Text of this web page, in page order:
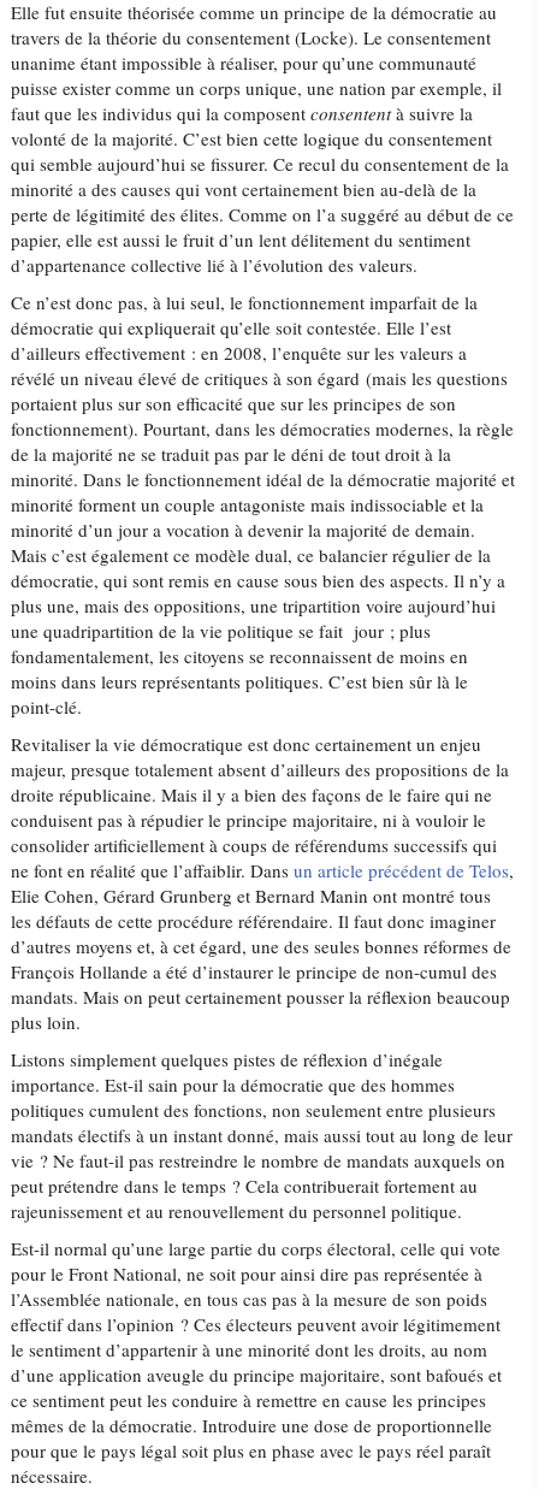
Elle fut ensuite théorisée comme un principe de la démocratie au
travers de la théorie du consentement (Locke). Le consentement
unanime étant impossible à réaliser, pour qu’une communauté
puisse exister comme un corps unique, une nation par exemple, il
faut que les individus qui la composentconsententà suivre la
volonté de la majorité. C’est bien cette logique du consentement
qui semble aujourd’hui se fissurer. Ce recul du consentement de la
minorité a des causes qui vont certainement bien au-delà de la
perte de légitimité des élites. Comme on l’a suggéré au début de ce
papier, elle est aussi le fruit d’un lent délitement du sentiment
d’appartenance collective lié à l’évolution des valeurs.
Ce n’est donc pas, à lui seul, le fonctionnement imparfait de la
démocratie qui expliquerait qu’elle soit contestée. Elle l’est
d’ailleurs effectivement : en 2008, l’enquête sur les valeurs a
révélé un niveau élevé de critiques à son égard (mais les questions
portaient plus sur son efficacité que sur les principes de son
fonctionnement). Pourtant, dans les démocraties modernes, la règle
de la majorité ne se traduit pas par le déni de tout droit à la
minorité. Dans le fonctionnement idéal de la démocratie majorité et
minorité forment un couple antagoniste mais indissociable et la
minorité d’un jour a vocation à devenir la majorité de demain.
Mais c’est également ce modèle dual, ce balancier régulier de la
démocratie, qui sont remis en cause sous bien des aspects. Il n’y a
plus une, mais des oppositions, une tripartition voire aujourd’hui
une quadripartition de la vie politique se fait jour ; plus
fondamentalement, les citoyens se reconnaissent de moins en
moins dans leurs représentants politiques. C’est bien sûr là le
point-clé.
Revitaliser la vie démocratique est donc certainement un enjeu
majeur, presque totalement absent d’ailleurs des propositions de la
droite républicaine. Mais il y a bien des façons de le faire qui ne
conduisent pas à répudier le principe majoritaire, ni à vouloir le
consolider artificiellement à coups de référendums successifs qui
ne font en réalité que l’affaiblir. Dansun article précédent de Telos,
Elie Cohen, Gérard Grunberg et Bernard Manin ont montré tous
les défauts de cette procédure référendaire. Il faut donc imaginer
d’autres moyens et, à cet égard, une des seules bonnes réformes de
François Hollande a été d’instaurer le principe de non-cumul des
mandats. Mais on peut certainement pousser la réflexion beaucoup
plus loin.
Listons simplement quelques pistes de réflexion d’inégale
importance. Est-il sain pour la démocratie que des hommes
politiques cumulent des fonctions, non seulement entre plusieurs
mandats électifs à un instant donné, mais aussi tout au long de leur
vie ? Ne faut-il pas restreindre le nombre de mandats auxquels on
peut prétendre dans le temps ? Cela contribuerait fortement au
rajeunissement et au renouvellement du personnel politique.
Est-il normal qu’une large partie du corps électoral, celle qui vote
pour le Front National, ne soit pour ainsi dire pas représentée à
l’Assemblée nationale, en tous cas pas à la mesure de son poids
effectif dans l’opinion ? Ces électeurs peuvent avoir légitimement
le sentiment d’appartenir à une minorité dont les droits, au nom
d’une application aveugle du principe majoritaire, sont bafoués et
ce sentiment peut les conduire à remettre en cause les principes
mêmes de la démocratie. Introduire une dose de proportionnelle
pour que le pays légal soit plus en phase avec le pays réel paraît
nécessaire.